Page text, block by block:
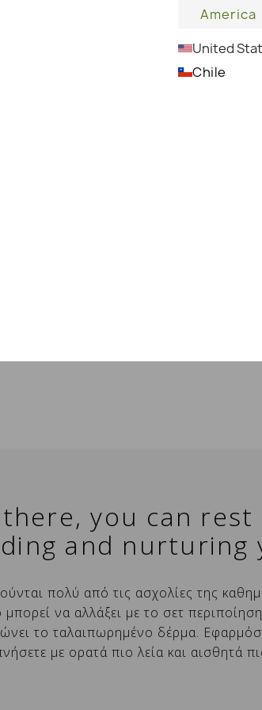
στη λίστα επιθυμιών
επιθυμιών
να συνδεθείτε για να
στη λίστα αγαπημένων.
America
United
Chile
ΤΡΟΠΟΣ ΧΡΗΣΗΣ:
you can
and nurturing
πολύ από τις ασχολίες της
να αλλάξει με το σετ
το ταλαιπωρημένο δέρμα.
με ορατά πιο λεία και αισθητά